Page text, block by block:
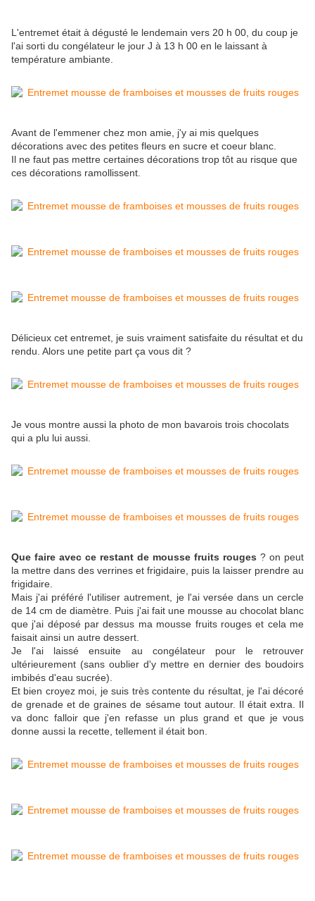
L'entremet était à dégusté le lendemain vers 20 h 00, du coup je
l'ai sorti du congélateur le jour J à 13 h 00 en le laissant à
température ambiante.
Avant de l'emmener chez mon amie, j'y ai mis quelques
décorations avec des petites fleurs en sucre et coeur blanc.
Il ne faut pas mettre certaines décorations trop tôt au risque que
ces décorations ramollissent.
Délicieux cet entremet, je suis vraiment satisfaite du résultat et du
rendu. Alors une petite part ça vous dit ?
Je vous montre aussi la photo de mon bavarois trois chocolats
qui a plu lui aussi.
Que faire avec ce restant de mousse fruits rouges ? on peut
la mettre dans des verrines et frigidaire, puis la laisser prendre au
frigidaire.
Mais j'ai préféré l'utiliser autrement, je l'ai versée dans un cercle
de 14 cm de diamètre. Puis j'ai fait une mousse au chocolat blanc
que j'ai déposé par dessus ma mousse fruits rouges et cela me
faisait ainsi un autre dessert.
Je l'ai laissé ensuite au congélateur pour le retrouver
ultérieurement (sans oublier d'y mettre en dernier des boudoirs
imbibés d'eau sucrée).
Et bien croyez moi, je suis très contente du résultat, je l'ai décoré
de grenade et de graines de sésame tout autour. Il était extra. Il
va donc falloir que j'en refasse un plus grand et que je vous
donne aussi la recette, tellement il était bon.